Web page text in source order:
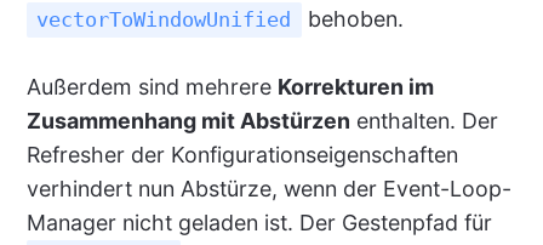
vectorToWindowUnified behoben.
Außerdem sind mehrere Korrekturen im
Zusammenhang mit Abstürzen enthalten. Der
Refresher der Konfigurationseigenschaften
verhindert nun Abstürze, wenn der Event-Loop-
Manager nicht geladen ist. Der Gestenpfad für